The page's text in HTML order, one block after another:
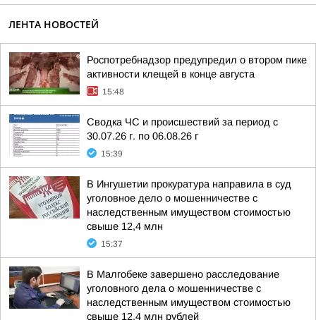
ЛЕНТА НОВОСТЕЙ
Роспотребнадзор предупредил о втором пике
активности клещей в конце августа
15:48
Сводка ЧС и происшествий за период с
30.07.26 г. по 06.08.26 г
15:39
В Ингушетии прокуратура направила в суд
уголовное дело о мошенничестве с
наследственным имуществом стоимостью
свыше 12,4 млн
15:37
В Малгобеке завершено расследование
уголовного дела о мошенничестве с
наследственным имуществом стоимостью
свыше 12,4 млн рублей